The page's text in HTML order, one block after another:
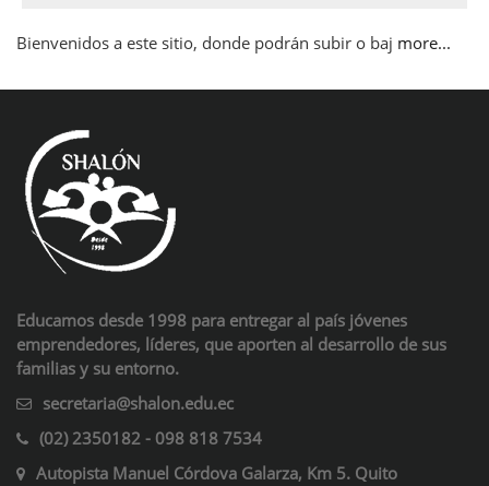
Bienvenidos a este sitio, donde podrán subir o baj more...
Blocks
Educamos desde 1998 para entregar al país jóvenes
emprendedores, líderes, que aporten al desarrollo de sus
familias y su entorno.
secretaria@shalon.edu.ec
(02) 2350182 - 098 818 7534
Autopista Manuel Córdova Galarza, Km 5. Quito